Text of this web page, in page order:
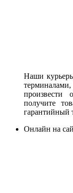
Наши
получите
гарантийный
Онлайн на